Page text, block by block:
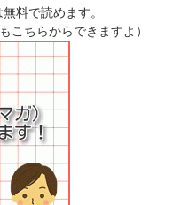
料で読めます。
こちらからできますよ）